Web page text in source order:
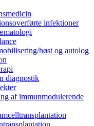
infektioner
høst og autolog
diagnostik
af immunmodulerende